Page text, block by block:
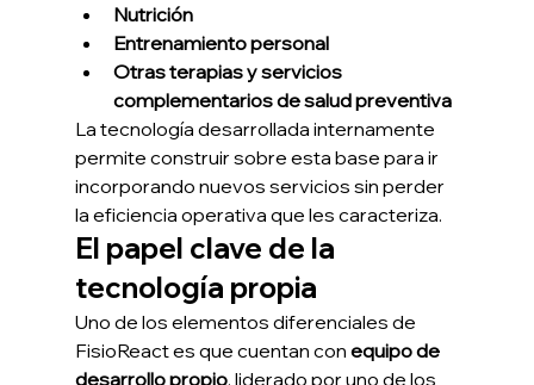
Nutrición
Entrenamiento personal
Otras terapias y servicios
complementarios de salud preventiva
La tecnología desarrollada internamente
permite construir sobre esta base para ir
incorporando nuevos servicios sin perder
la eficiencia operativa que les caracteriza.
El papel clave de la
tecnología propia
Uno de los elementos diferenciales de
FisioReact es que cuentan con equipo de
desarrollo propio, liderado por uno de los